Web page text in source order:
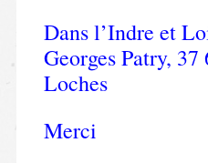
Dans l’Indre et
Georges Patry,
Loches
Merci